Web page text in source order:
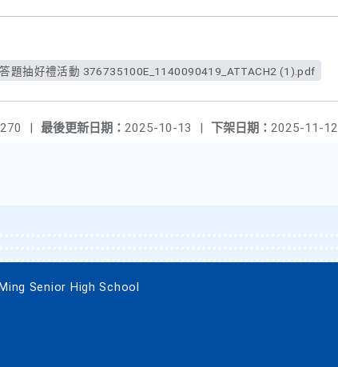
114 年桃園市青少年菸害防制知識答題抽好禮活動 376735100E_1140090419_ATTACH2 (1).pdf
下架日期： 2025-11-12
最後更新日期： 2025-10-13 |
270 |
Senior High School